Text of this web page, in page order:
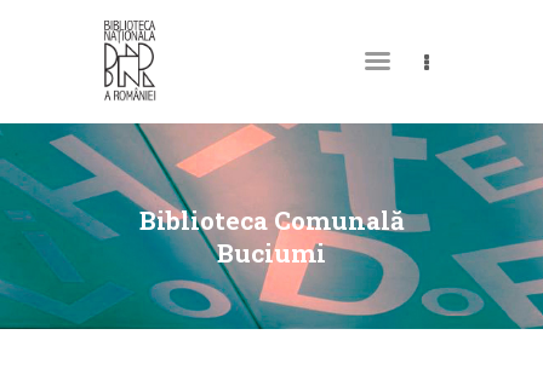
Biblioteca Comunală
Buciumi
DESPRE NOI
PERMISUL MEU DE
BIBLIOTECĂ
CATALOAGE ȘI
COLECȚII